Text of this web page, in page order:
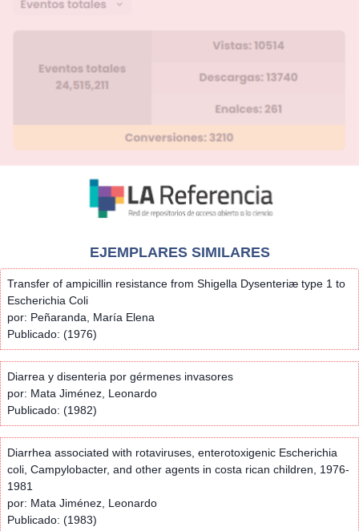
EJEMPLARES SIMILARES
Transfer of ampicillin resistance from Shigella Dysenteriæ type 1 to
Escherichia Coli
por: Peñaranda, María Elena
Publicado: (1976)
Diarrea y disenteria por gérmenes invasores
por: Mata Jiménez, Leonardo
Publicado: (1982)
Diarrhea associated with rotaviruses, enterotoxigenic Escherichia
coli, Campylobacter, and other agents in costa rican children, 1976-
1981
por: Mata Jiménez, Leonardo
Publicado: (1983)